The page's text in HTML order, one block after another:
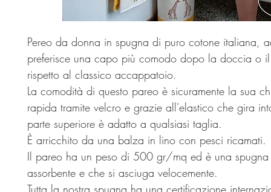
Pereo da donna in spugna di puro cotone italiana,
preferisce una capo più comodo dopo la doccia o
rispetto al classico accappatoio.
La comodità di questo pareo è sicuramente la sua
rapida tramite velcro e grazie all'elastico che gira
parte superiore è adatto a qualsiasi taglia.
È arricchito da una balza in lino con pesci ricamati.
Il pareo ha un peso di 500 gr/mq ed è una spugna
assorbente e che si asciuga velocemente.
Tutta la nostra spugna ha una certificazione